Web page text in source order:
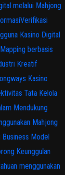
melalui Mahjong
Verifikasi
Kasino Digital
berbasis
Kreatif
Kasino
Tata Kelola
Mendukung
Mahjong
Business Model
Keunggulan
menggunakan